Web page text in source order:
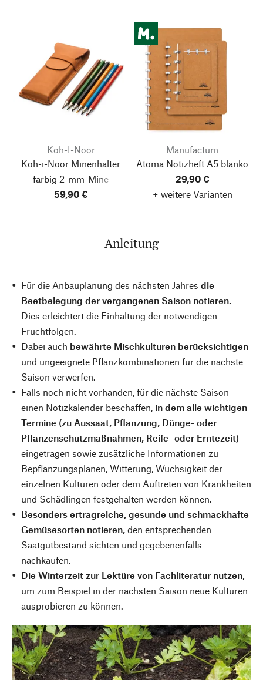
Koh-I-Noor
Koh-i-Noor Minenhalter
farbig 2-mm-Mine
59,90 €
Manufactum
Atoma Notizheft A5 blanko
29,90 €
+ weitere Varianten
Anleitung
Für die Anbauplanung des nächsten Jahres die
Beetbelegung der vergangenen Saison notieren.
Dies erleichtert die Einhaltung der notwendigen
Fruchtfolgen.
Dabei auch bewährte Mischkulturen berücksichtigen
und ungeeignete Pflanzkombinationen für die nächste
Saison verwerfen.
Falls noch nicht vorhanden, für die nächste Saison
einen Notizkalender beschaffen, in dem alle wichtigen
Termine (zu Aussaat, Pflanzung, Dünge- oder
Pflanzenschutzmaßnahmen, Reife- oder Erntezeit)
eingetragen sowie zusätzliche Informationen zu
Bepflanzungsplänen, Witterung, Wüchsigkeit der
einzelnen Kulturen oder dem Auftreten von Krankheiten
und Schädlingen festgehalten werden können.
Besonders ertragreiche, gesunde und schmackhafte
Gemüsesorten notieren, den entsprechenden
Saatgutbestand sichten und gegebenenfalls
nachkaufen.
Die Winterzeit zur Lektüre von Fachliteratur nutzen,
um zum Beispiel in der nächsten Saison neue Kulturen
ausprobieren zu können.